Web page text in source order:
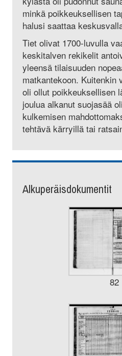
minkä poikkeuksellisen
halusi saattaa
Tiet olivat 1700-luvulla
keskitalven rekikelit
yleensä tilaisuuden
matkantekoon. Kuitenkin
oli ollut poikkeuksellisen
joulua alkanut suojasää
kulkemisen
tehtävä kärryillä tai
Alkuperäisdokumentit
82